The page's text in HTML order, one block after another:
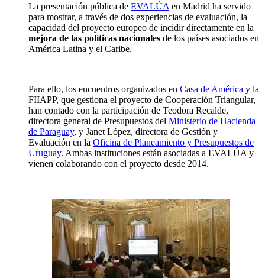
La presentación pública de EVALÚA en Madrid ha servido
para mostrar, a través de dos experiencias de evaluación, la
capacidad del proyecto europeo de incidir directamente en la
mejora de las políticas nacionales de los países asociados en
América Latina y el Caribe.
Para ello, los encuentros organizados en Casa de América y la
FIIAPP, que gestiona el proyecto de Cooperación Triangular,
han contado con la participación de Teodora Recalde,
directora general de Presupuestos del Ministerio de Hacienda
de Paraguay, y Janet López, directora de Gestión y
Evaluación en la Oficina de Planeamiento y Presupuestos de
Uruguay. Ambas instituciones están asociadas a EVALÚA y
vienen colaborando con el proyecto desde 2014.